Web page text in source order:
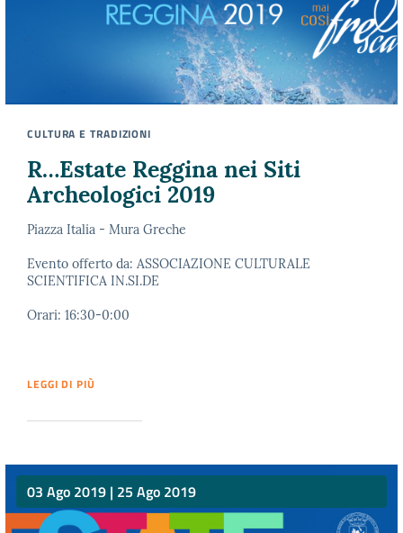
CULTURA E TRADIZIONI
R…Estate Reggina nei Siti
Archeologici 2019
Piazza Italia - Mura Greche
Evento offerto da: ASSOCIAZIONE CULTURALE
SCIENTIFICA IN.SI.DE
Orari: 16:30-0:00
LEGGI DI PIÙ
03 Ago 2019 | 25 Ago 2019